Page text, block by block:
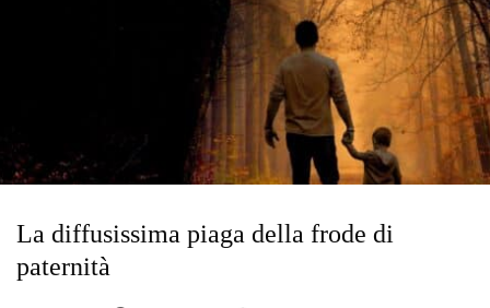
La diffusissima piaga della frode di
paternità